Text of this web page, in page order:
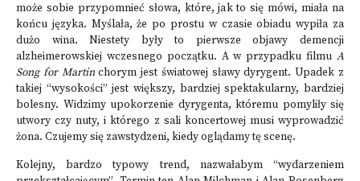
może sobie przypomnieć słowa, które, jak to się mówi, miała na
końcu języka. Myślała, że po prostu w czasie obiadu wypiła za
dużo wina. Niestety były to pierwsze objawy demencji
alzheimerowskiej wczesnego początku. A w przypadku filmu A
Song for Martinchorym jest światowej sławy dyrygent. Upadek z
takiej “wysokości” jest większy, bardziej spektakularny, bardziej
bolesny. Widzimy upokorzenie dyrygenta, któremu pomyliły się
utwory czy nuty, i którego z sali koncertowej musi wyprowadzić
żona. Czujemy się zawstydzeni, kiedy oglądamy tę scenę.
Kolejny, bardzo typowy trend, nazwałabym “wydarzeniem